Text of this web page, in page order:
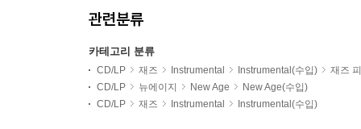
관련분류
카테고리 분류
CD/LP 재즈 Instrumental Instrumental(수입)
재즈
CD/LP
뉴에이지 New Age
New Age(수입)
CD/LP
재즈 Instrumental Instrumental(수입)